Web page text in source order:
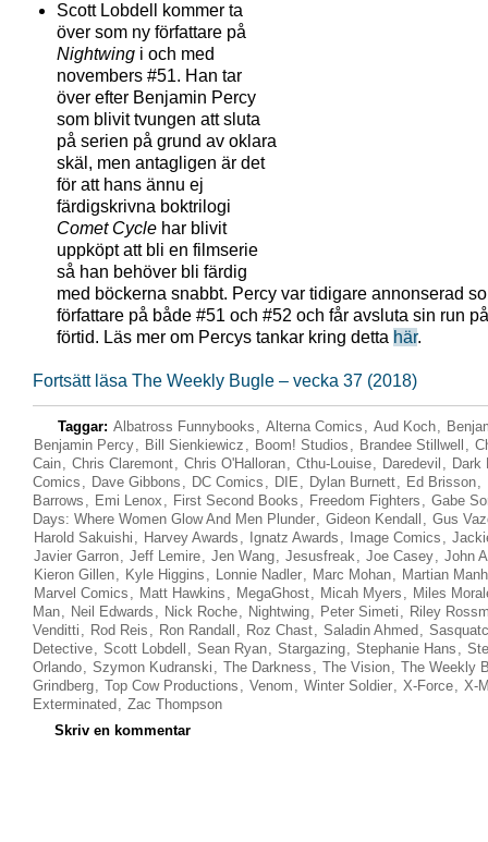
Scott Lobdell kommer ta
över som ny författare på
Nightwing i och med
novembers #51. Han tar
över efter Benjamin Percy
som blivit tvungen att sluta
på serien på grund av oklara
skäl, men antagligen är det
för att hans ännu ej
färdigskrivna boktrilogi
Comet Cycle har blivit
uppköpt att bli en filmserie
så han behöver bli färdig
med böckerna snabbt. Percy var tidigare annonserad
författare på både #51 och #52 och får avsluta sin run
förtid. Läs mer om Percys tankar kring detta här.
Fortsätt läsa The Weekly Bugle – vecka 37 (2018)
Taggar: Albatross Funnybooks , Alterna Comics , Aud Koch,
Benjamin Percy, Bill Sienkiewicz , Boom! Studios , Brandee Stillwell ,
Cain, Chris Claremont, Chris O'Halloran, Cthu-Louise, Daredevil , Dark
Comics , Dave Gibbons , DC Comics , DIE , Dylan Burnett, Ed Brisson,
Barrows , Emi Lenox , First Second Books , Freedom Fighters , Gabe
Days: Where Women Glow And Men Plunder, Gideon Kendall , Gus
Harold Sakuishi , Harvey Awards , Ignatz Awards , Image Comics ,
Javier Garron, Jeff Lemire, Jen Wang, Jesusfreak, Joe Casey, John
Kieron Gillen, Kyle Higgins , Lonnie Nadler, Marc Mohan, Martian
Marvel Comics , Matt Hawkins , MegaGhost, Micah Myers , Miles
Man, Neil Edwards , Nick Roche, Nightwing, Peter Simeti , Riley
Venditti , Rod Reis , Ron Randall , Roz Chast, Saladin Ahmed ,
Detective, Scott Lobdell , Sean Ryan, Stargazing, Stephanie Hans ,
Orlando, Szymon Kudranski , The Darkness , The Vision, The Weekly
Grindberg, Top Cow Productions , Venom , Winter Soldier, X-Force, X-
Exterminated , Zac Thompson
Skriv en kommentar